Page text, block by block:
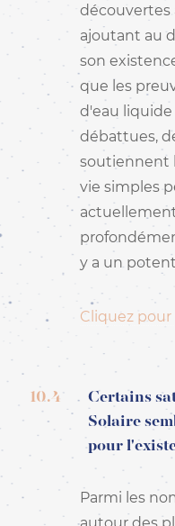
découvertes
ajoutant au
son
que les
d'eau
débattues,
soutiennent
vie simples
y a un
Cliquez pour
10.4
Certains
Solaire
pour
Parmi les